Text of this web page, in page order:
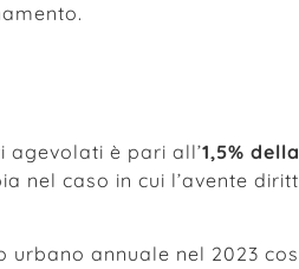
agevolati è pari all’1,5%
nel caso in cui l’avente
urbano annuale nel 2023